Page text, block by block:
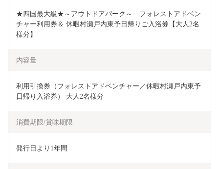
★四国最大級★～アウトドアパーク～　フォレストアドベン
チャー利用券＆ 休暇村瀬戸内東予日帰りご入浴券【大人2名
様分】
内容量
利用引換券（フォレストアドベンチャー／休暇村瀬戸内東予
日帰り入浴券） 大人2名様分
消費期限/賞味期限
発行日より1年間